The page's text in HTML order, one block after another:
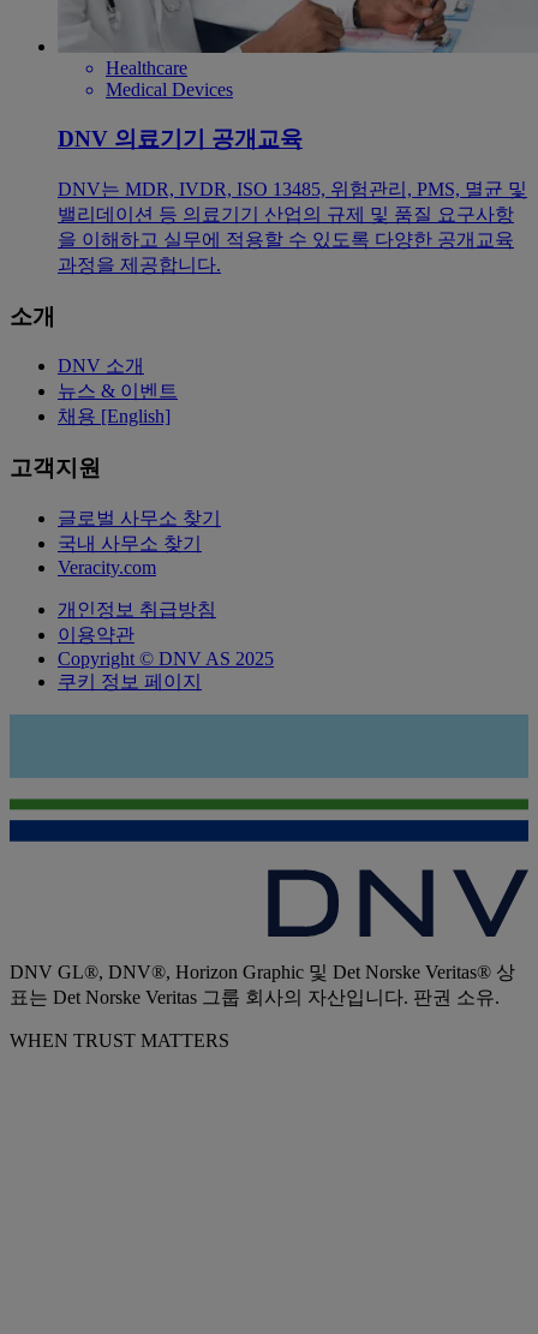
Healthcare
Medical Devices
DNV 의료기기 공개교육
DNV는 MDR, IVDR, ISO 13485, 위험관리, PMS, 멸균 및
밸리데이션 등 의료기기 산업의 규제 및 품질 요구사항
을 이해하고 실무에 적용할 수 있도록 다양한 공개교육
과정을 제공합니다.
소개
DNV 소개
뉴스 & 이벤트
채용 [English]
고객지원
글로벌 사무소 찾기
국내 사무소 찾기
Veracity.com
개인정보 취급방침
이용약관
Copyright © DNV AS 2025
쿠키 정보 페이지
DNV GL®, DNV®, Horizon Graphic 및 Det Norske Veritas® 상
표는 Det Norske Veritas 그룹 회사의 자산입니다. 판권 소유.
WHEN TRUST MATTERS